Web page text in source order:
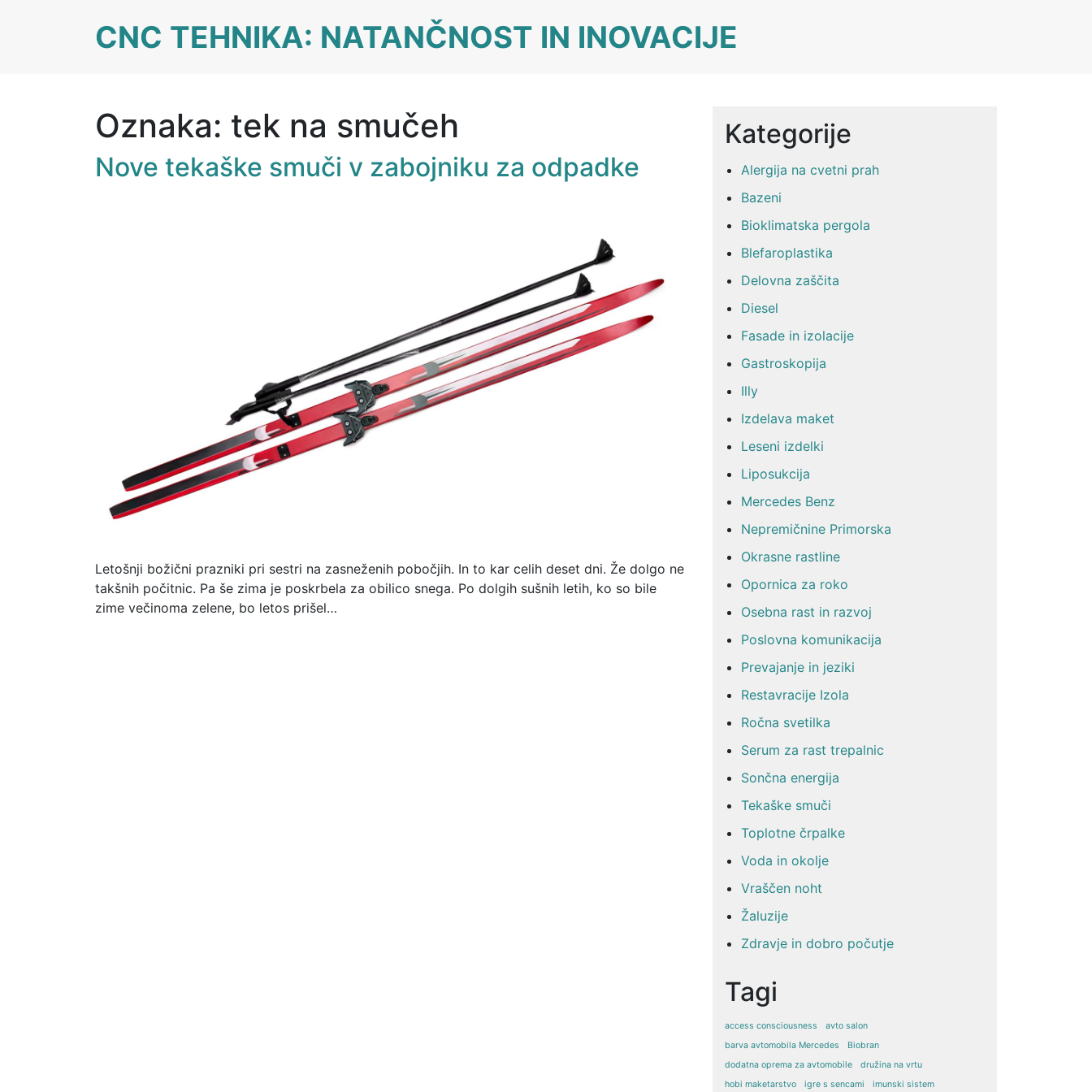
CNC TEHNIKA: NATANČNOST IN INOVACIJE
Oznaka: tek na smučeh
Nove tekaške smuči v zabojniku za odpadke
Letošnji božični prazniki pri sestri na zasneženih pobočjih. In to kar celih deset dni. Že dolgo ne
takšnih počitnic. Pa še zima je poskrbela za obilico snega. Po dolgih sušnih letih, ko so bile
zime večinoma zelene, bo letos prišel…
Kategorije
Alergija na cvetni prah
Bazeni
Bioklimatska pergola
Blefaroplastika
Delovna zaščita
Diesel
Fasade in izolacije
Gastroskopija
Illy
Izdelava maket
Leseni izdelki
Liposukcija
Mercedes Benz
Nepremičnine Primorska
Okrasne rastline
Opornica za roko
Osebna rast in razvoj
Poslovna komunikacija
Prevajanje in jeziki
Restavracije Izola
Ročna svetilka
Serum za rast trepalnic
Sončna energija
Tekaške smuči
Toplotne črpalke
Voda in okolje
Vraščen noht
Žaluzije
Zdravje in dobro počutje
Tagi
access consciousness
avto salon
barva avtomobila Mercedes
Biobran
dodatna oprema za avtomobile
družina na vrtu
hobi maketarstvo
igre s sencami
imunski sistem